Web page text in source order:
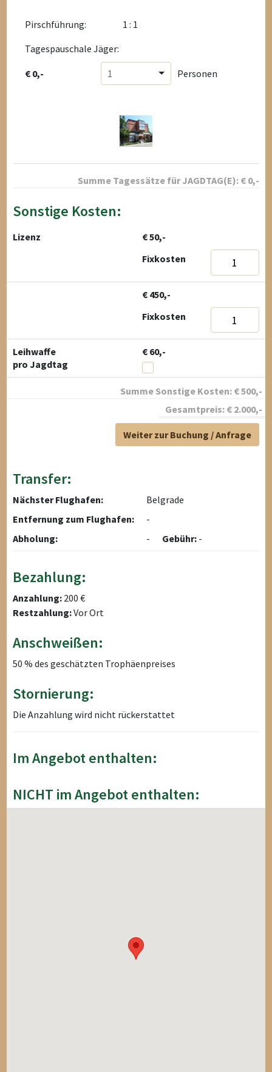
Pirschführung:
1 : 1
Tagespauschale Jäger:
€ 0,- 1 Personen
Summe Tagessätze fürJAGDTAG(E): € 0,-
Sonstige Kosten:
Lizenz
€ 50,-
Fixkosten
€ 450,-
Fixkosten
Leihwaffe
€ 60,-
pro Jagdtag
Summe Sonstige Kosten: €500,-
Gesamtpreis: € 2.000,-
Weiter zur Buchung / Anfrage
Transfer:
Nächster Flughafen:
Belgrade
Entfernung zum Flughafen:
-
Abholung:
- Gebühr: -
Bezahlung:
Anzahlung: 200 €
Restzahlung:Vor Ort
Anschweißen:
50 % des geschätzten Trophäenpreises
Stornierung:
Die Anzahlung wird nicht rückerstattet
Im Angebot enthalten:
NICHT im Angebot enthalten: